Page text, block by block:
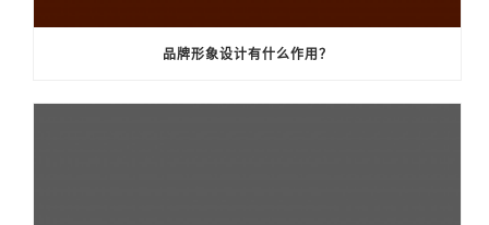
品牌形象设计有什么作用？